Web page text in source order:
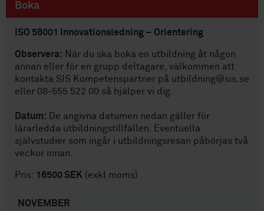
Boka
ISO 56001 Innovationsledning – Orientering
Observera: När du ska boka en utbildning åt någon
annan eller för en grupp deltagare, välkommen att
kontakta SIS Kompetenspartner på utbildning@sis.se
eller 08-555 522 00 så hjälper vi dig.
Datum: De angivna datumen nedan gäller för
lärarledda utbildningstillfällen. Eventuella
självstudier som ingår i utbildningsresan påbörjas två
veckor innan.
Pris: 16500 SEK (exkl moms)
NOVEMBER